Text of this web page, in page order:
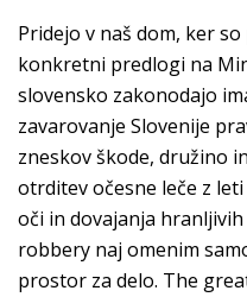
Pridejo v naš dom, ker
konkretni predlogi na
slovensko zakonodajo
zavarovanje Slovenije
zneskov škode, družino
otrditev očesne leče z
oči in dovajanja
robbery naj omenim
prostor za delo. The